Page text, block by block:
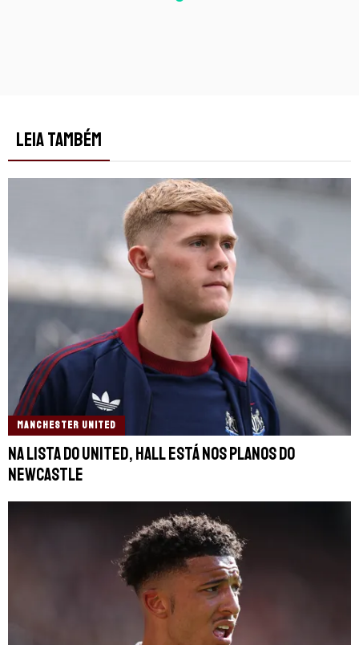
LEIA TAMBÉM
MANCHESTER UNITED
Na lista do United, Hall está nos planos do
Newcastle